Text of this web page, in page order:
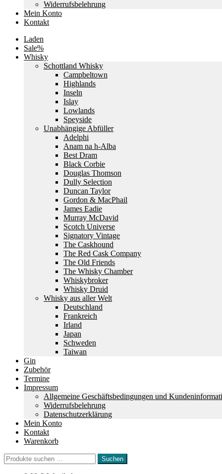
Widerrufsbelehrung
Mein Konto
Kontakt
Laden
Sale%
Whisky
Schottland Whisky
Campbeltown
Highlands
Inseln
Islay
Lowlands
Speyside
Unabhängige Abfüller
Adelphi
Anam na h-Alba
Best Dram
Black Corbie
Douglas Thomson
Dully Selection
Duncan Taylor
Gordon & MacPhail
James Eadie
Murray McDavid
Scotch Universe
Signatory Vintage
The Caskhound
The Red Cask Company
The Old Friends
The Whisky Chamber
Whiskybroker
Whisky Druid
Whisky aus aller Welt
Deutschland
Frankreich
Irland
Japan
Schweden
Taiwan
Gin
Zubehör
Termine
Impressum
Allgemeine Geschäftsbedingungen und
Widerrufsbelehrung
Datenschutzerklärung
Mein Konto
Kontakt
Warenkorb
Suchen
nach:
Suchen